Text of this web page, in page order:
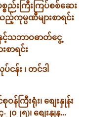
စည်းကြီးကြပ်စစ်ဆေး
ည့်ကုမ္ပဏီများစာရင်း
နှင့်သဘာဝဓာတ်ငွေ့
စာရင်း
ငန်း ၊ တင်ဒါ
န်ကြီးရုံး၊ စျေးနှုန်း
၀၂၅)၊ စျေးနှုန...